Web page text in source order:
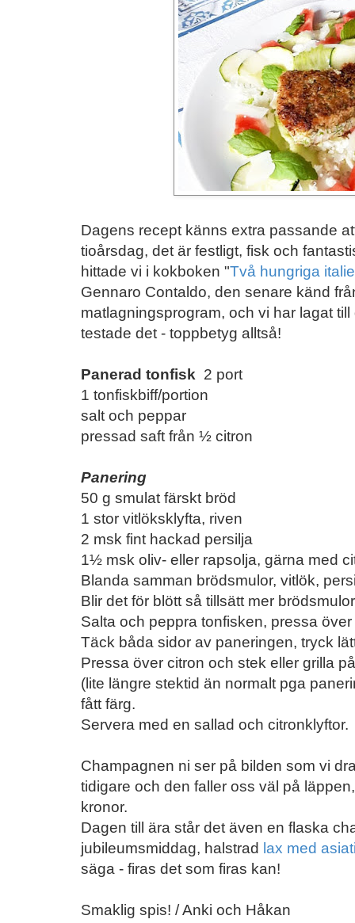
Dagens recept känns extra passande
tioårsdag, det är festligt, fisk och
hittade vi i kokboken "Två hungriga
Gennaro Contaldo, den senare känd
matlagningsprogram, och vi har lagat
testade det - toppbetyg alltså!
Panerad tonfisk 2 port
1 tonfiskbiff/portion
salt och peppar
pressad saft från ½ citron
Panering
50 g smulat färskt bröd
1 stor vitlöksklyfta, riven
2 msk fint hackad persilja
1½ msk oliv- eller rapsolja, gärna med
Blanda samman brödsmulor, vitlök,
Blir det för blött så tillsätt mer
Salta och peppra tonfisken, pressa
Täck båda sidor av paneringen, tryck
Pressa över citron och stek eller grilla
(lite längre stektid än normalt pga
fått färg.
Servera med en sallad och citronklyftor.
Champagnen ni ser på bilden som vi
tidigare och den faller oss väl på
kronor.
Dagen till ära står det även en flaska
jubileumsmiddag, halstrad lax med
säga - firas det som firas kan!
Smaklig spis! / Anki och Håkan